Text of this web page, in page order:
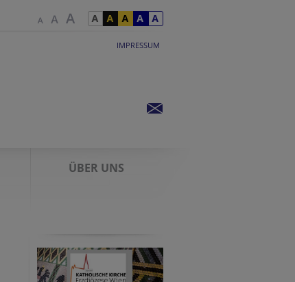
IMPRESSUM
ÜBER UNS